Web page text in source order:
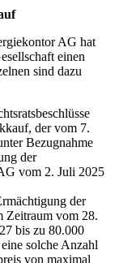
AG hat
einen
sind dazu
der vom 7.
Bezugnahme
der
vom 2. Juli 2025
der
Zeitraum vom 28.
bis zu 80.000
solche Anzahl
von maximal